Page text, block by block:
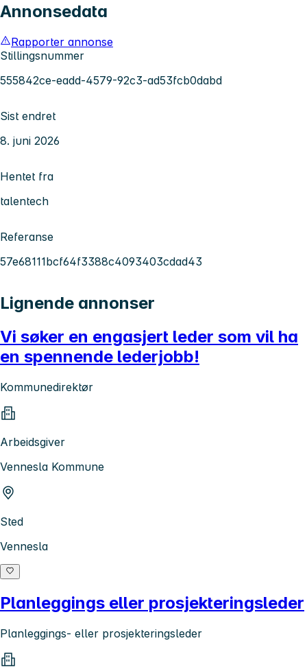
Annonsedata
Rapporter annonse
Stillingsnummer
555842ce-eadd-4579-92c3-ad53fcb0dabd
Sist endret
8. juni 2026
Hentet fra
talentech
Referanse
57e68111bcf64f3388c4093403cdad43
Lignende annonser
Vi søker en engasjert leder som vil ha
en spennende lederjobb!
Kommunedirektør
Arbeidsgiver
Vennesla Kommune
Sted
Vennesla
Planleggings eller prosjekteringsleder
Planleggings- eller prosjekteringsleder